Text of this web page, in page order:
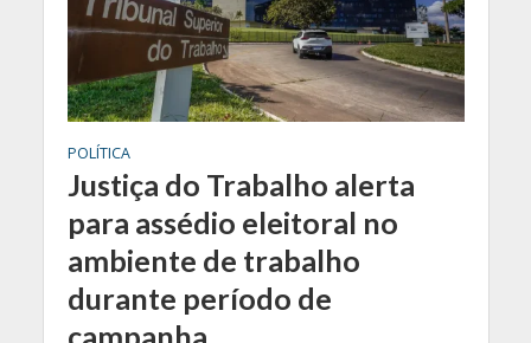
POLÍTICA
Justiça do Trabalho alerta
para assédio eleitoral no
ambiente de trabalho
durante período de
campanha